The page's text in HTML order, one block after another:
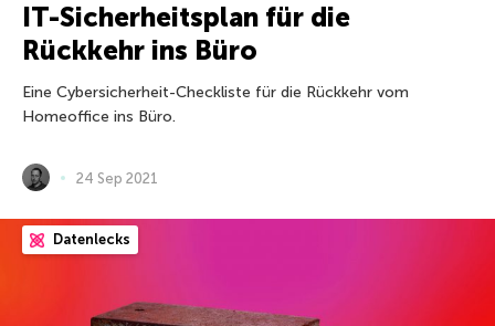
IT-Sicherheitsplan für die
Rückkehr ins Büro
Eine Cybersicherheit-Checkliste für die Rückkehr vom
Homeoffice ins Büro.
24 Sep 2021
Datenlecks